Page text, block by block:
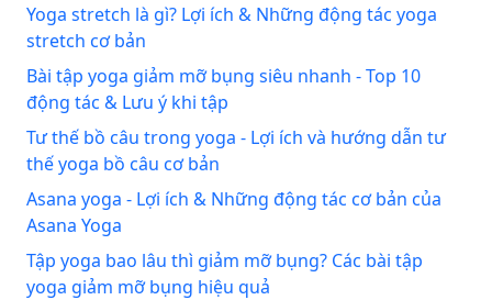
Yoga stretch là gì? Lợi ích & Những động tác yoga
stretch cơ bản
Bài tập yoga giảm mỡ bụng siêu nhanh - Top 10
động tác & Lưu ý khi tập
Tư thế bồ câu trong yoga - Lợi ích và hướng dẫn tư
thế yoga bồ câu cơ bản
Asana yoga - Lợi ích & Những động tác cơ bản của
Asana Yoga
Tập yoga bao lâu thì giảm mỡ bụng? Các bài tập
yoga giảm mỡ bụng hiệu quả